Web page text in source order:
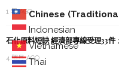
Chinese
Indonesian
Vietnamese
Thai
1 年 AGO
石化原料短缺 經濟部專線受理33
4 個月 AGO